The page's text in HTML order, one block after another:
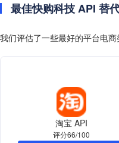
最佳快购科技 API 替
我们评估了一些最好的平台电
淘宝 API
评分66/100